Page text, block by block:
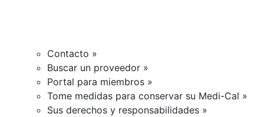
Contacto »
Buscar un proveedor »
Portal para miembros »
Tome medidas para conservar su Medi-Cal »
Sus derechos y responsabilidades »